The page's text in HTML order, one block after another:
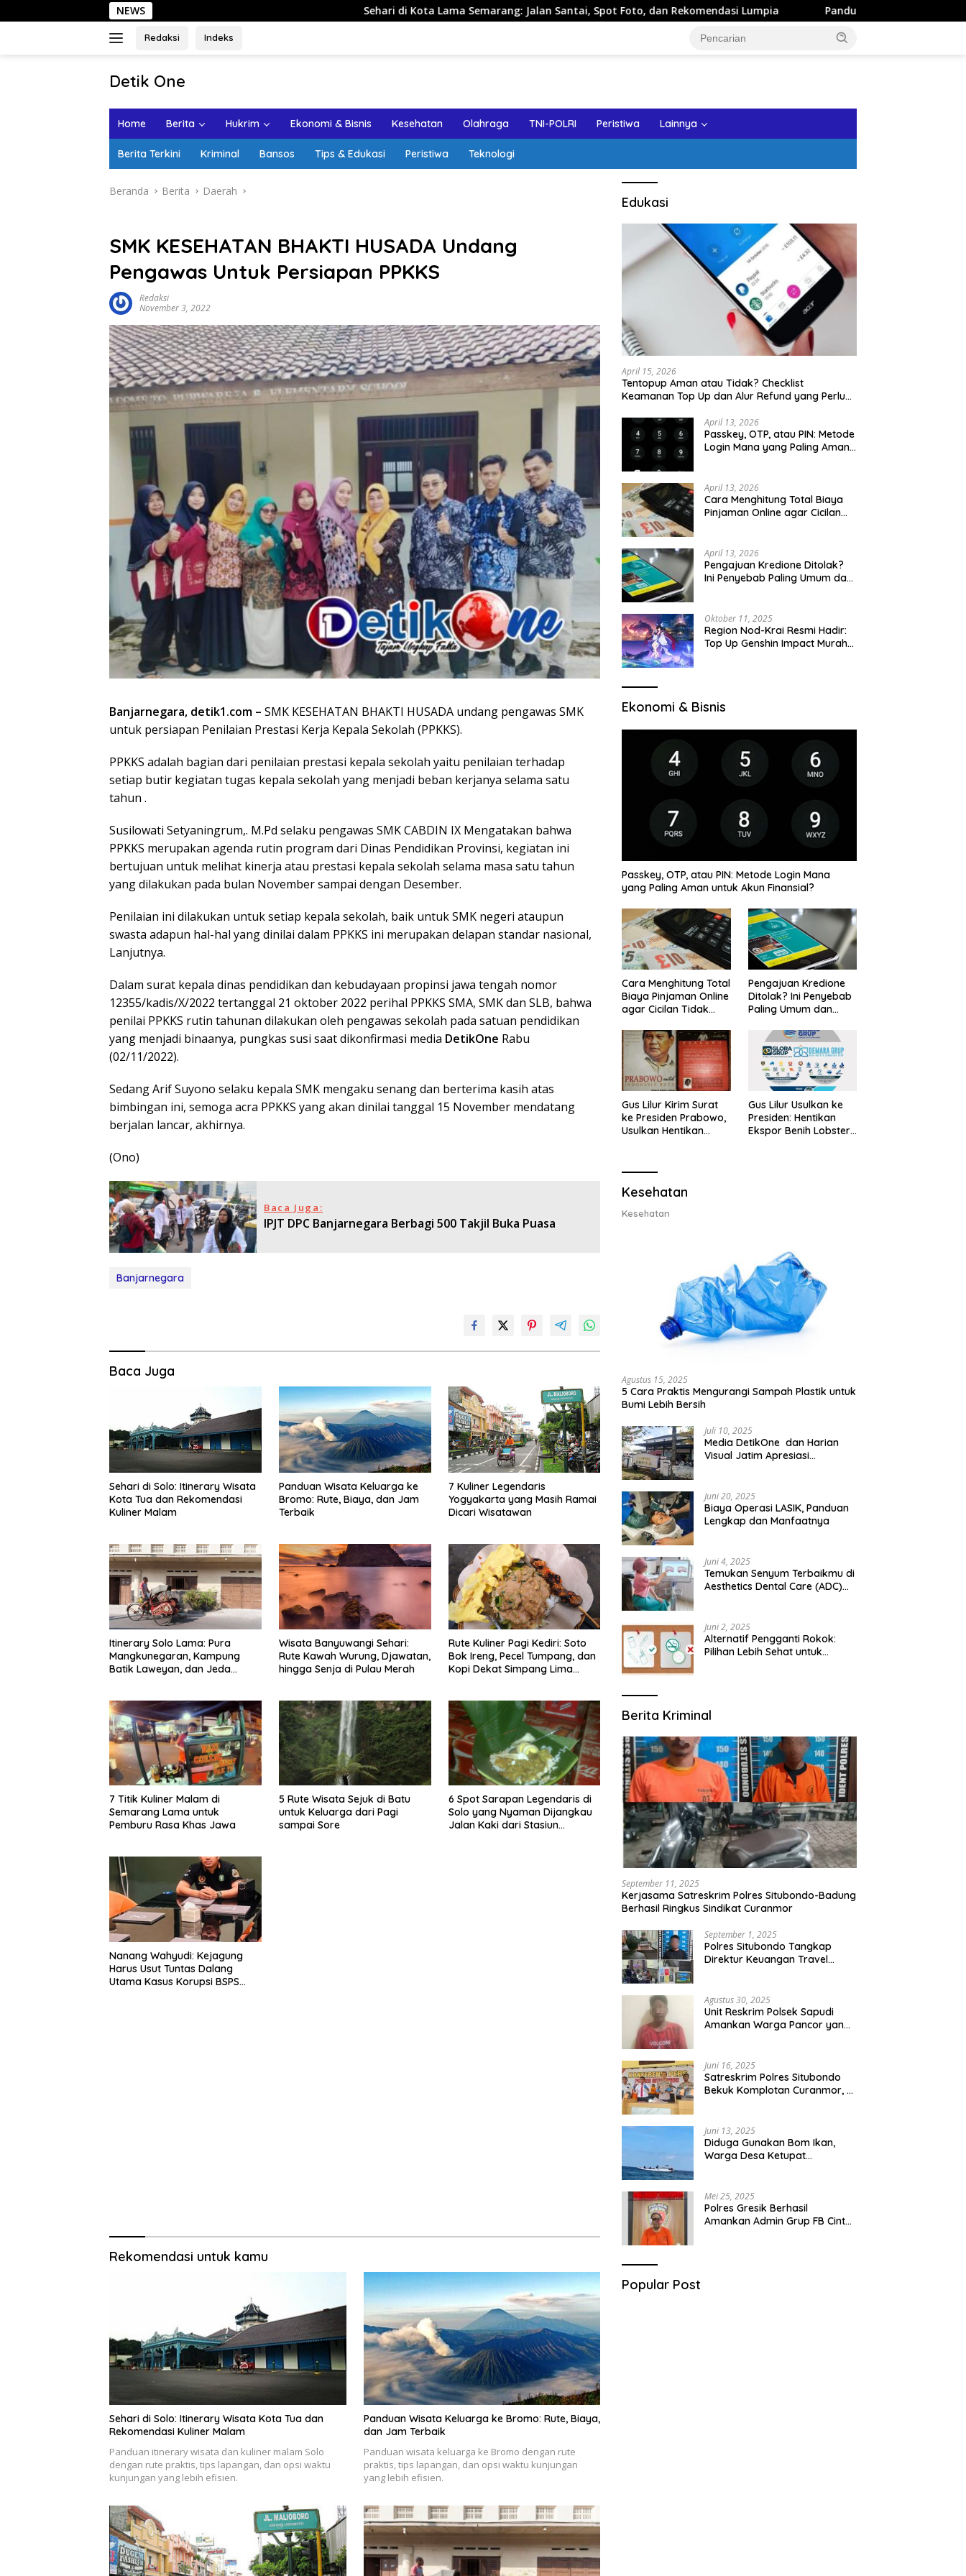
ke
NEWS Sehari di Kota Lama Semarang: Jalan Santai, Spot Foto, dan Rekomendasi Lumpia Panduan Wisata Keluarga ke Kota Batu: Itinerary
Redaksi Indeks
Detik One
Ungkap
Home Berita Hukrim Ekonomi & Bisnis Kesehatan Olahraga TNI-POLRI Peristiwa Lainnya
Berita Terkini Kriminal Bansos Tips & Edukasi Peristiwa Teknologi
Beranda Berita Daerah
SMK KESEHATAN BHAKTI HUSADA Undang
Pengawas Untuk Persiapan PPKKS
Redaksi
November 3, 2022
Banjarnegara, detik1.com – SMK KESEHATAN BHAKTI HUSADA undang pengawas SMK
untuk persiapan Penilaian Prestasi Kerja Kepala Sekolah (PPKKS).
PPKKS adalah bagian dari penilaian prestasi kepala sekolah yaitu penilaian terhadap
setiap butir kegiatan tugas kepala sekolah yang menjadi beban kerjanya selama satu
tahun .
Susilowati Setyaningrum,. M.Pd selaku pengawas SMK CABDIN IX Mengatakan bahwa
PPKKS merupakan agenda rutin program dari Dinas Pendidikan Provinsi, kegiatan ini
bertujuan untuk melihat kinerja atau prestasi kepala sekolah selama masa satu tahun
yang dilakukan pada bulan November sampai dengan Desember.
Penilaian ini dilakukan untuk setiap kepala sekolah, baik untuk SMK negeri ataupun
swasta adapun hal-hal yang dinilai dalam PPKKS ini merupakan delapan standar nasional,
Lanjutnya.
Dalam surat kepala dinas pendidikan dan kebudayaan propinsi jawa tengah nomor
12355/kadis/X/2022 tertanggal 21 oktober 2022 perihal PPKKS SMA, SMK dan SLB, bahwa
penilai PPKKS rutin tahunan dilakukan oleh pengawas sekolah pada satuan pendidikan
yang menjadi binaanya, pungkas susi saat dikonfirmasi media DetikOne Rabu
(02/11/2022).
Sedang Arif Suyono selaku kepala SMK mengaku senang dan berterima kasih atas
bimbingan ini, semoga acra PPKKS yang akan dinilai tanggal 15 November mendatang
berjalan lancar, akhirnya.
(Ono)
Baca Juga:
IPJT DPC Banjarnegara Berbagi 500 Takjil Buka Puasa
Banjarnegara
Baca Juga
Sehari di Solo: Itinerary Wisata
Kota Tua dan Rekomendasi
Kuliner Malam
Panduan Wisata Keluarga ke
Bromo: Rute, Biaya, dan Jam
Terbaik
7 Kuliner Legendaris
Yogyakarta yang Masih Ramai
Dicari Wisatawan
Itinerary Solo Lama: Pura
Mangkunegaran, Kampung
Batik Laweyan, dan Jeda
Wisata Banyuwangi Sehari:
Rute Kawah Wurung, Djawatan,
hingga Senja di Pulau Merah
Rute Kuliner Pagi Kediri: Soto
Bok Ireng, Pecel Tumpang, dan
Kopi Dekat Simpang Lima
7 Titik Kuliner Malam di
Semarang Lama untuk
Pemburu Rasa Khas Jawa
5 Rute Wisata Sejuk di Batu
untuk Keluarga dari Pagi
sampai Sore
6 Spot Sarapan Legendaris di
Solo yang Nyaman Dijangkau
Jalan Kaki dari Stasiun
Nanang Wahyudi: Kejagung
Harus Usut Tuntas Dalang
Utama Kasus Korupsi BSPS
Rekomendasi untuk kamu
Sehari di Solo: Itinerary Wisata Kota Tua dan
Rekomendasi Kuliner Malam
Panduan itinerary wisata dan kuliner malam Solo
dengan rute praktis, tips lapangan, dan opsi waktu
kunjungan yang lebih efisien.
Panduan Wisata Keluarga ke Bromo: Rute, Biaya,
dan Jam Terbaik
Panduan wisata keluarga ke Bromo dengan rute
praktis, tips lapangan, dan opsi waktu kunjungan
yang lebih efisien.
Edukasi
April 15, 2026
Tentopup Aman atau Tidak? Checklist
Keamanan Top Up dan Alur Refund yang Perlu
April 13, 2026
Passkey, OTP, atau PIN: Metode
Login Mana yang Paling Aman
April 13, 2026
Cara Menghitung Total Biaya
Pinjaman Online agar Cicilan
April 13, 2026
Pengajuan Kredione Ditolak?
Ini Penyebab Paling Umum dan
Oktober 11, 2025
Region Nod-Krai Resmi Hadir:
Top Up Genshin Impact Murah
Ekonomi & Bisnis
Passkey, OTP, atau PIN: Metode Login Mana
yang Paling Aman untuk Akun Finansial?
Cara Menghitung Total
Biaya Pinjaman Online
agar Cicilan Tidak
Pengajuan Kredione
Ditolak? Ini Penyebab
Paling Umum dan
Gus Lilur Kirim Surat
ke Presiden Prabowo,
Usulkan Hentikan
Lobster 50 Gram
Gus Lilur Usulkan ke
Presiden: Hentikan
Ekspor Benih Lobster,
Kesehatan
Kesehatan
Agustus 15, 2025
5 Cara Praktis Mengurangi Sampah Plastik untuk
Bumi Lebih Bersih
Juli 10, 2025
Media DetikOne dan Harian
Visual Jatim Apresiasi
Juni 20, 2025
Biaya Operasi LASIK, Panduan
Lengkap dan Manfaatnya
Juni 4, 2025
Temukan Senyum Terbaikmu di
Aesthetics Dental Care (ADC)
Juni 2, 2025
Alternatif Pengganti Rokok:
Pilihan Lebih Sehat untuk
Berita Kriminal
September 11, 2025
Kerjasama Satreskrim Polres Situbondo-Badung
Berhasil Ringkus Sindikat Curanmor
September 1, 2025
Polres Situbondo Tangkap
Direktur Keuangan Travel
Agustus 30, 2025
Unit Reskrim Polsek Sapudi
Amankan Warga Pancor yang
Juni 16, 2025
Satreskrim Polres Situbondo
Bekuk Komplotan Curanmor, 9
Juni 13, 2025
Diduga Gunakan Bom Ikan,
Warga Desa Ketupat
Mei 25, 2025
Polres Gresik Berhasil
Amankan Admin Grup FB Cinta
Popular Post